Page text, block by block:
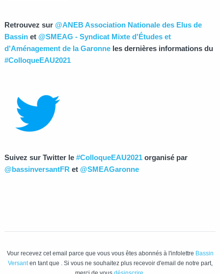
Retrouvez sur @ANEB Association Nationale des Elus de
Bassin et @SMEAG - Syndicat Mixte d'Études et
d'Aménagement de la Garonne les dernières informations du
#ColloqueEAU2021
Suivez sur Twitter le #ColloqueEAU2021 organisé par
@bassinversantFR et @SMEAGaronne
Vour recevez cet email parce que vous vous êtes abonnés à l'infolettre Bassin
Versanten tant que . Si vous ne souhaitez plus recevoir d'email de notre part,